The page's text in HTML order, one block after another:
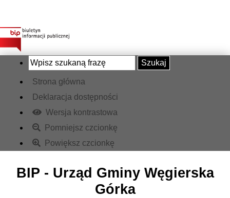
Szukaj
Strona główna
Deklaracja dostępności
Wersja kontrastowa
Pomniejsz czcionkę
Powiększ czcionkę
BIP - Urząd Gminy Węgierska
Górka